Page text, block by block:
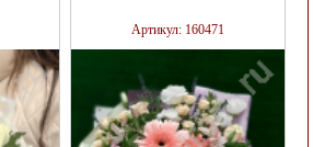
Артикул: 160471